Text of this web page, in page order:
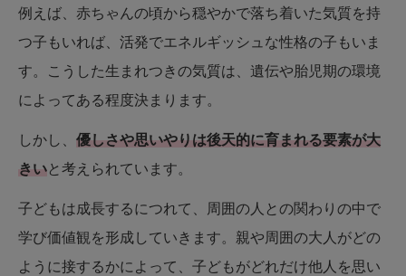
例えば、赤ちゃんの頃から穏やかで落ち着いた気質を持
つ子もいれば、活発でエネルギッシュな性格の子もいま
す。こうした生まれつきの気質は、遺伝や胎児期の環境
によってある程度決まります。
しかし、 優しさや思いやりは後天的に育まれる要素が大
きいと考えられています。
子どもは成長するにつれて、周囲の人との関わりの中で
学び価値観を形成していきます。親や周囲の大人がどの
ように接するかによって、子どもがどれだけ他人を思い